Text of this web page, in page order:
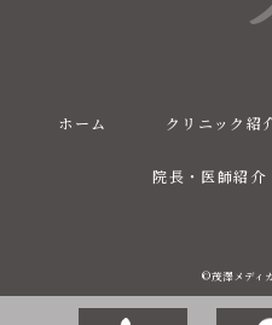
ホーム クリニック紹
院長・医師紹介
©茂澤メディ